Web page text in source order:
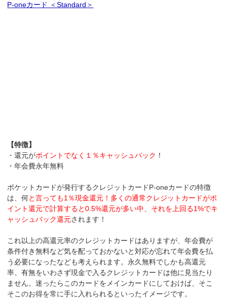
P-oneカード ＜Standard＞
【特徴】
・還元がポイントでなく１％キャッシュバック ！
・年会費永年無料
ポケットカードが発行するクレジットカードP-oneカードの特徴
は、何と言っても1％現金還元！多くの通常クレジットカードがポ
イント還元で計算すると0.5%還元が多い中、それを上回る1%でキ
ャッシュバック還元されます！
これ以上の高還元率のクレジットカードはありますが、年会費が
条件付き無料など気を配っておかないと対応が忘れて年会費を払
う必要になったなども考えられます。永久無料でしかも高還元
率、有無をいわさず現金で入るクレジットカードは他に見当たり
ません。迷ったらこのカードをメインカードにしておけば、そこ
そこのお得を常に手に入れられるといったイメージです。